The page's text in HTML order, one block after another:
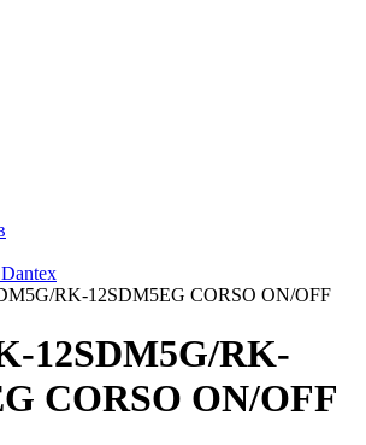
RK-12SDM5EG CORSO ON/OFF
12SDM5G/RK-
CORSO ON/OFF